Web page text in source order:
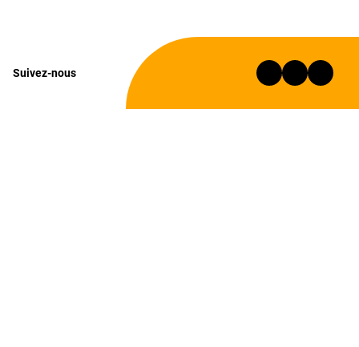
Suivez-nous